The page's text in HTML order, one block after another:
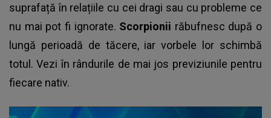
suprafață în relațiile cu cei dragi sau cu probleme ce
nu mai pot fi ignorate. Scorpionii răbufnesc după o
lungă perioadă de tăcere, iar vorbele lor schimbă
totul. Vezi în rândurile de mai jos previziunile pentru
fiecare nativ.